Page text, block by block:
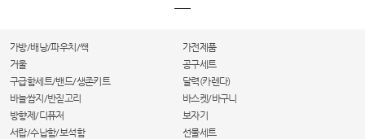
가방/배낭/파우치/쌕
가전제품
거울
공구세트
구급함세트/밴드/생존키트
달력(카렌다)
바늘쌈지/반짇고리
바스켓/바구니
방향제/디퓨저
보자기
서랍/수납함/보석함
선물세트